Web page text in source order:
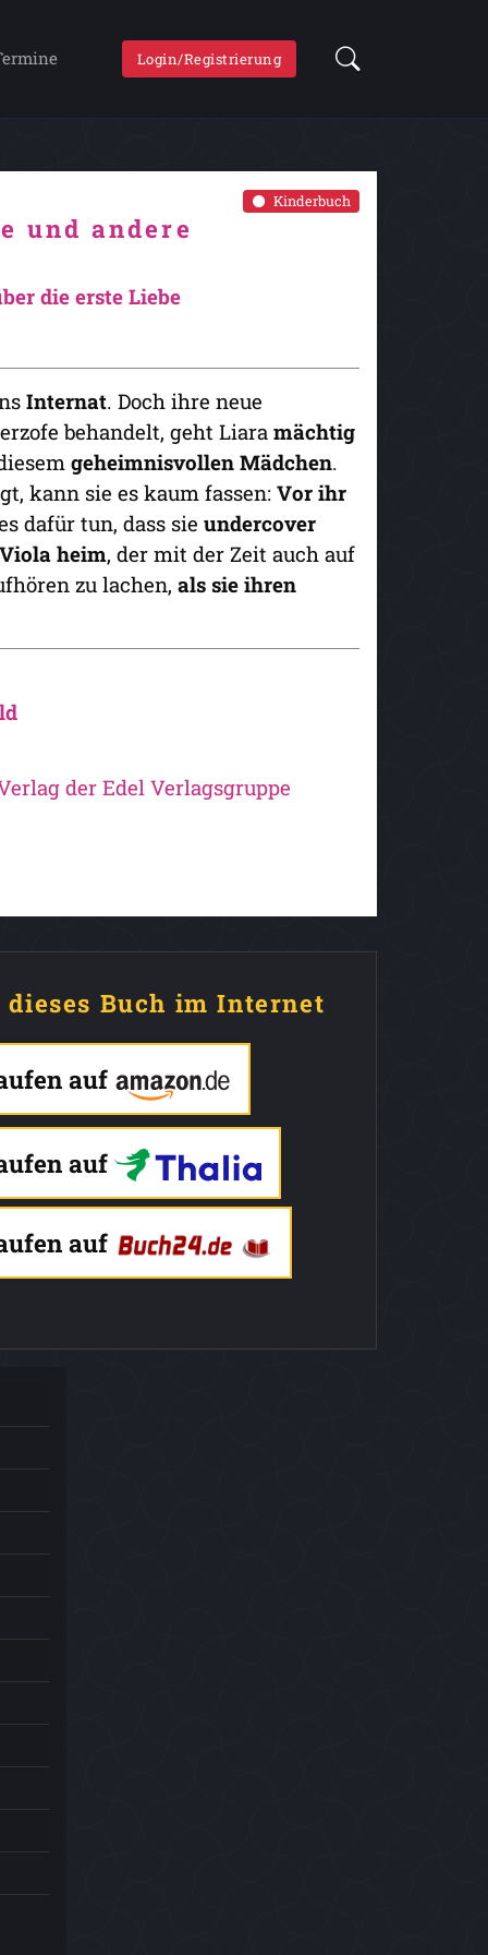
Login/Registrierung
Kinderbuch
und andere
die erste Liebe
Internat. Doch ihre neue
behandelt, geht Liara mächtig
geheimnisvollen Mädchen.
kann sie es kaum fassen: Vor ihr
dafür tun, dass sie undercover
heim, der mit der Zeit auch auf
zu lachen, als sie ihren
der Edel Verlagsgruppe
dieses Buch im Internet
auf
auf
auf